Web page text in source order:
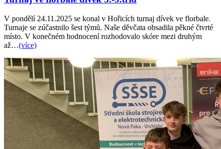
V pondělí 24.11.2025 se konal v Hořicích turnaj dívek ve florbale.
Turnaje se zúčastnilo šest týmů. Naše děvčata obsadila pěkné čtvrté
místo. V konečném hodnocení rozhodovalo skóre mezi druhým
až…(více)